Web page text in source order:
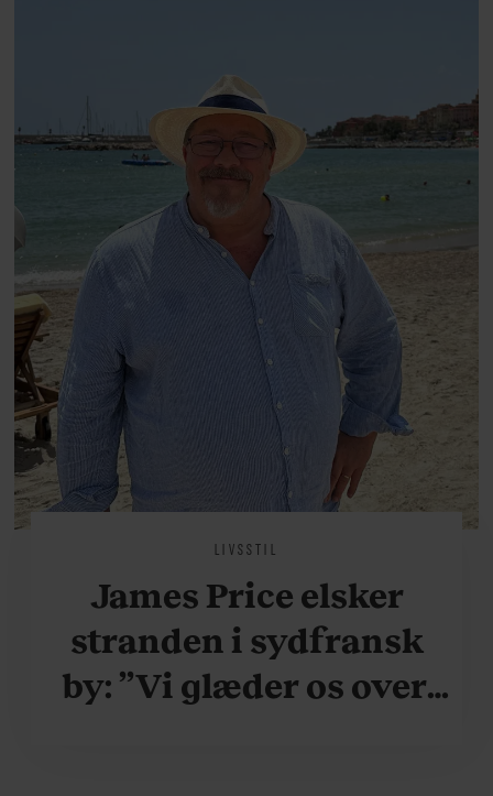
arv, angst, familieliv, frygten for
at miste stemmen og den
livsglæde, han nægter at give slip
på.
LIVSSTIL
James Price elsker
stranden i sydfransk
by: ”Vi glæder os over,